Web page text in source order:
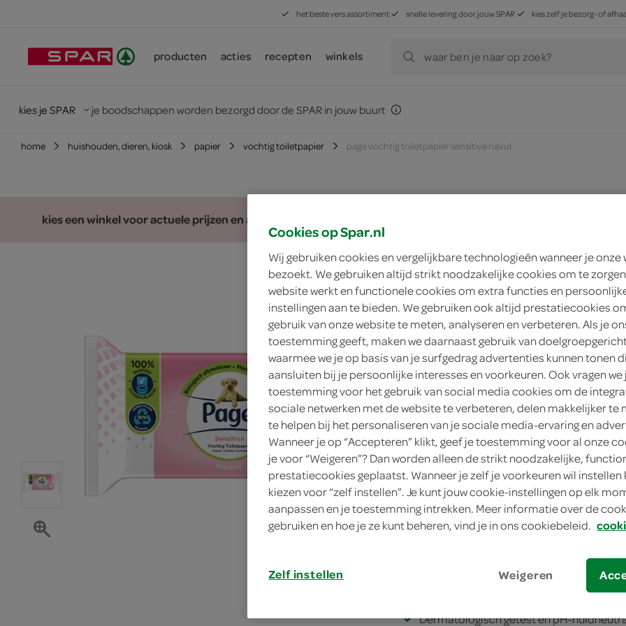
het beste vers assortiment snelle levering door jouw SPAR kies zelf je bezorg- of
producten acties recepten winkels waar ben je naar op zoek?
kies je SPAR je boodschappen worden bezorgd door de SPAR in jouw buurt
home huishouden, dieren, kiosk papier vochtig toiletpapier page vochtig toiletpapier sensitive navul
kies een winkel voor actuele prijzen en assortiment
Page vochtig
Page
2.
65
1 Stuks
in winkelmand
Let op: aanbiedingen zijn niet
verwerkt in de winkelmand.
Page vochtig toiletpapier sensitive
van gewoon papier, prettig voor de
Plasticvrije en biologisch afbreekbare
Dermatologisch getest en pH-
Cookies op Spar.nl
Wij gebruiken cookies en vergelijkbare technologieën wanneer je onze
bezoekt. We gebruiken altijd strikt noodzakelijke cookies om te
website werkt en functionele cookies om extra functies en
instellingen aan te bieden. We gebruiken ook altijd prestatiecookies
gebruik van onze website te meten, analyseren en verbeteren. Als je
toestemming geeft, maken we daarnaast gebruik van
waarmee we je op basis van je surfgedrag advertenties kunnen tonen
aansluiten bij je persoonlijke interesses en voorkeuren. Ook vragen we
toestemming voor het gebruik van social media cookies om de
sociale netwerken met de website te verbeteren, delen makkelijker te
te helpen bij het personaliseren van je sociale media-ervaring en
Wanneer je op “Accepteren” klikt, geef je toestemming voor al onze
je voor “Weigeren”? Dan worden alleen de strikt noodzakelijke,
prestatiecookies geplaatst. Wanneer je zelf je voorkeuren wil instellen
kiezen voor “zelf instellen”. Je kunt jouw cookie-instellingen op elk
aanpassen en je toestemming intrekken. Meer informatie over de
gebruiken en hoe je ze kunt beheren, vind je in ons cookiebeleid.
Zelf instellen Weigeren